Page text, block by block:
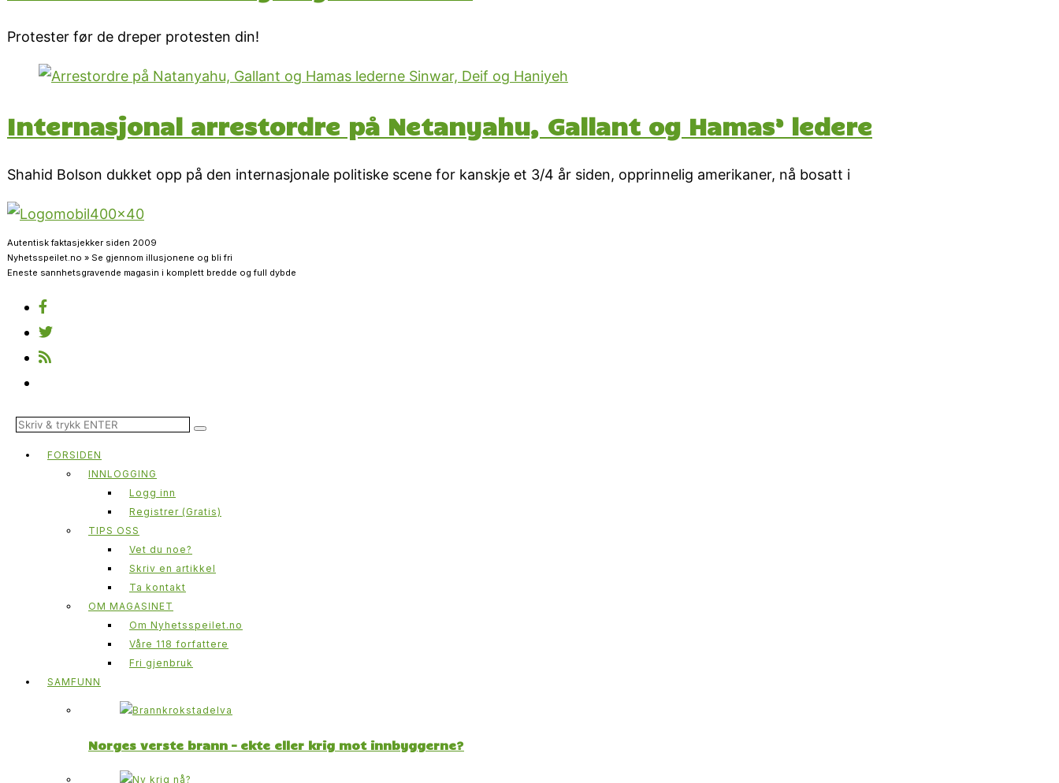
Protester før de dreper protesten din!
Internasjonal arrestordre på Netanyahu, Gallant og Hamas’ ledere
Shahid Bolson dukket opp på den internasjonale politiske scene for kanskje et 3/4 år siden, opprinnelig amerikaner, nå bosatt i
Autentisk faktasjekker siden 2009
Nyhetsspeilet.no » Se gjennom illusjonene og bli fri
Eneste sannhetsgravende magasin i komplett bredde og full dybde
FORSIDEN
INNLOGGING
Logg inn
Registrer (Gratis)
TIPS OSS
Vet du noe?
Skriv en artikkel
Ta kontakt
OM MAGASINET
Om Nyhetsspeilet.no
Våre 118 forfattere
Fri gjenbruk
SAMFUNN
Norges verste brann – ekte eller krig mot innbyggerne?